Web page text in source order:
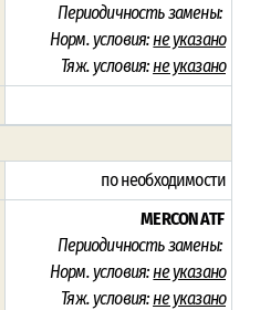
Периодичность замены:
Норм. условия: не указано
Тяж. условия: не указано
по необходимости
MERCON ATF
Периодичность замены:
Норм. условия: не указано
Тяж. условия: не указано